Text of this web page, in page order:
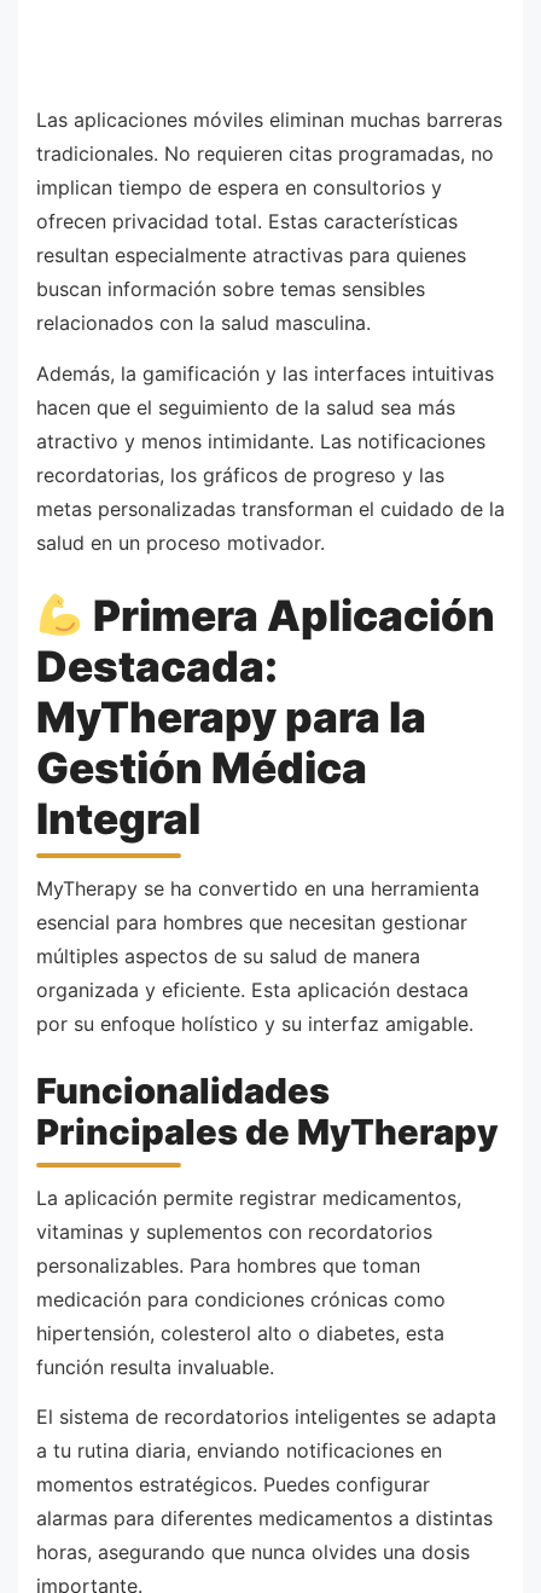
Las aplicaciones móviles eliminan muchas barreras
tradicionales. No requieren citas programadas, no
implican tiempo de espera en consultorios y
ofrecen privacidad total. Estas características
resultan especialmente atractivas para quienes
buscan información sobre temas sensibles
relacionados con la salud masculina.
Además, la gamificación y las interfaces intuitivas
hacen que el seguimiento de la salud sea más
atractivo y menos intimidante. Las notificaciones
recordatorias, los gráficos de progreso y las
metas personalizadas transforman el cuidado de la
salud en un proceso motivador.
Primera Aplicación
Destacada:
MyTherapy para la
Gestión Médica
Integral
MyTherapy se ha convertido en una herramienta
esencial para hombres que necesitan gestionar
múltiples aspectos de su salud de manera
organizada y eficiente. Esta aplicación destaca
por su enfoque holístico y su interfaz amigable.
Funcionalidades
Principales de MyTherapy
La aplicación permite registrar medicamentos,
vitaminas y suplementos con recordatorios
personalizables. Para hombres que toman
medicación para condiciones crónicas como
hipertensión, colesterol alto o diabetes, esta
función resulta invaluable.
El sistema de recordatorios inteligentes se adapta
a tu rutina diaria, enviando notificaciones en
momentos estratégicos. Puedes configurar
alarmas para diferentes medicamentos a distintas
horas, asegurando que nunca olvides una dosis
importante.